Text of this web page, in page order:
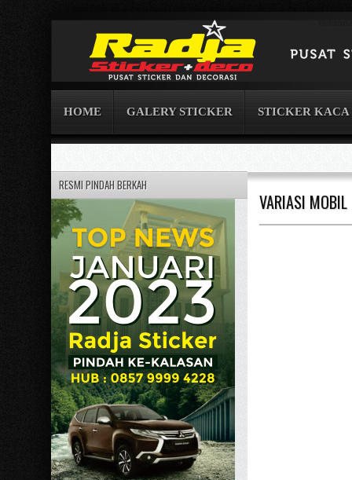
HOME GALERY STICKER STICKER KACA
VARIASI MOBIL
RESMI PINDAH BERKAH